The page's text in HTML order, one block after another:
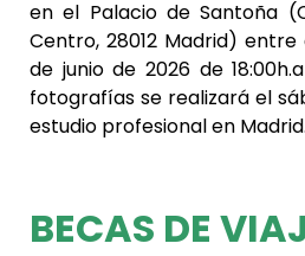
en el Palacio de Santoña (
Centro, 28012 Madrid) entre
de junio de 2026 de
fotografías se realizará el
estudio profesional en Madrid.
BECAS DE